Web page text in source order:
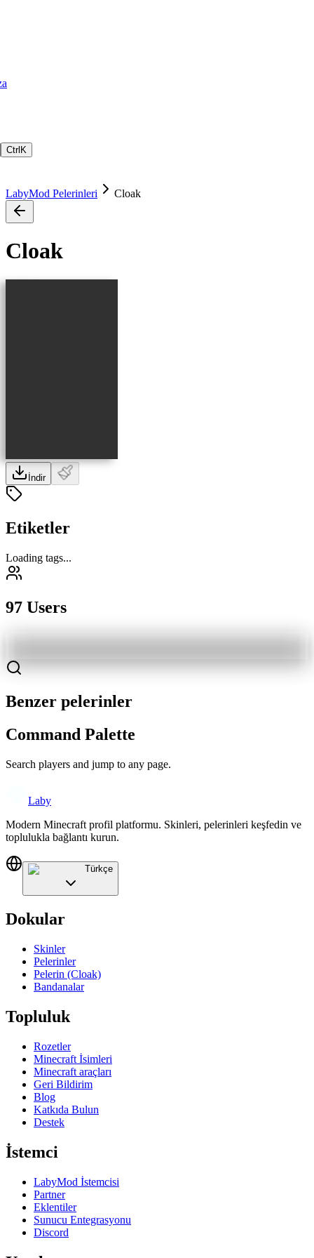
Ctrl K
LabyMod Pelerinleri Cloak
Cloak
İndir
Etiketler
Loading tags...
97 Users
Benzer pelerinler
Command Palette
Search players and jump to any page.
Laby
Modern Minecraft profil platformu. Skinleri, pelerinleri keşfedin ve
toplulukla bağlantı kurun.
Türkçe
Dokular
Skinler
Pelerinler
Pelerin (Cloak)
Bandanalar
Topluluk
Rozetler
Minecraft İsimleri
Minecraft araçları
Geri Bildirim
Blog
Katkıda Bulun
Destek
İstemci
LabyMod İstemcisi
Partner
Eklentiler
Sunucu Entegrasyonu
Discord